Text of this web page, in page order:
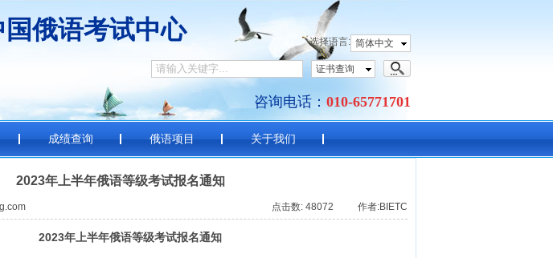
国俄语考试中心
咨询电话： 010-65771701
选择语言: 简体中文
证书查询
成绩查询 俄语项目 关于我们
2023年上半年俄语等级考试报名通知
点击数: 48072 作者:BIETC
2023年上半年俄语等级考试报名通知